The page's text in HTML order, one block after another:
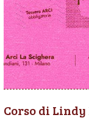
Corso di